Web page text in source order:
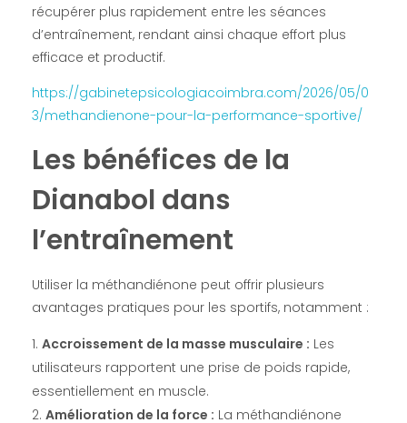
récupérer plus rapidement entre les séances
d’entraînement, rendant ainsi chaque effort plus
efficace et productif.
https://gabinetepsicologiacoimbra.com/2026/05/0
3/methandienone-pour-la-performance-sportive/
Les bénéfices de la
Dianabol dans
l’entraînement
Utiliser la méthandiénone peut offrir plusieurs
avantages pratiques pour les sportifs, notamment :
Accroissement de la masse musculaire : Les
utilisateurs rapportent une prise de poids rapide,
essentiellement en muscle.
Amélioration de la force : La méthandiénone